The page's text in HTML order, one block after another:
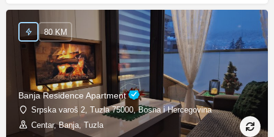
Banja Residence Apartment
Srpska varoš 2, Tuzla 75000, Bosna i Hercegovina
Centar, Banja, Tuzla
80 KM